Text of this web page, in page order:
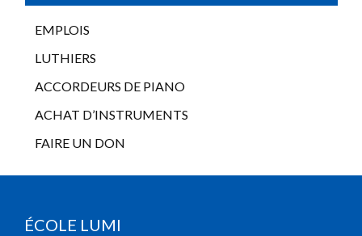
EMPLOIS
LUTHIERS
ACCORDEURS DE PIANO
ACHAT D’INSTRUMENTS
FAIRE UN DON
ÉCOLE LUMI